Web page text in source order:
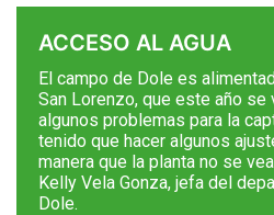
ACCESO AL AGUA
El campo de Dole es
San Lorenzo, que este año
algunos problemas para la
tenido que hacer algunos
manera que la planta no se
Kelly Vela Gonza, jefa del
Dole.